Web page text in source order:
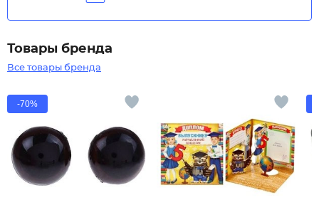
Товары бренда
Все товары бренда
-70%